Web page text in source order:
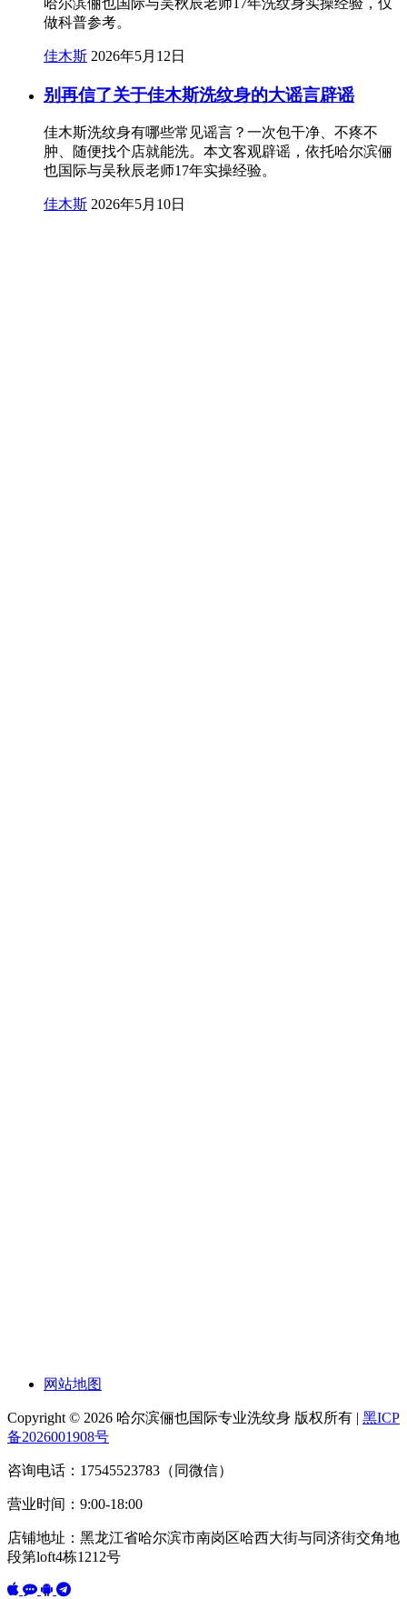
哈尔滨俪也国际与吴秋辰老师17年洗纹身实操经验，仅
做科普参考。
佳木斯 2026年5月12日
别再信了关于佳木斯洗纹身的大谣言辟谣
佳木斯洗纹身有哪些常见谣言？一次包干净、不疼不
肿、随便找个店就能洗。本文客观辟谣，依托哈尔滨俪
也国际与吴秋辰老师17年实操经验。
佳木斯 2026年5月10日
网站地图
Copyright © 2026 哈尔滨俪也国际专业洗纹身 版权所有 | 黑ICP
备2026001908号
咨询电话：17545523783（同微信）
营业时间：9:00-18:00
店铺地址：黑龙江省哈尔滨市南岗区哈西大街与同济街交角地
段第loft4栋1212号